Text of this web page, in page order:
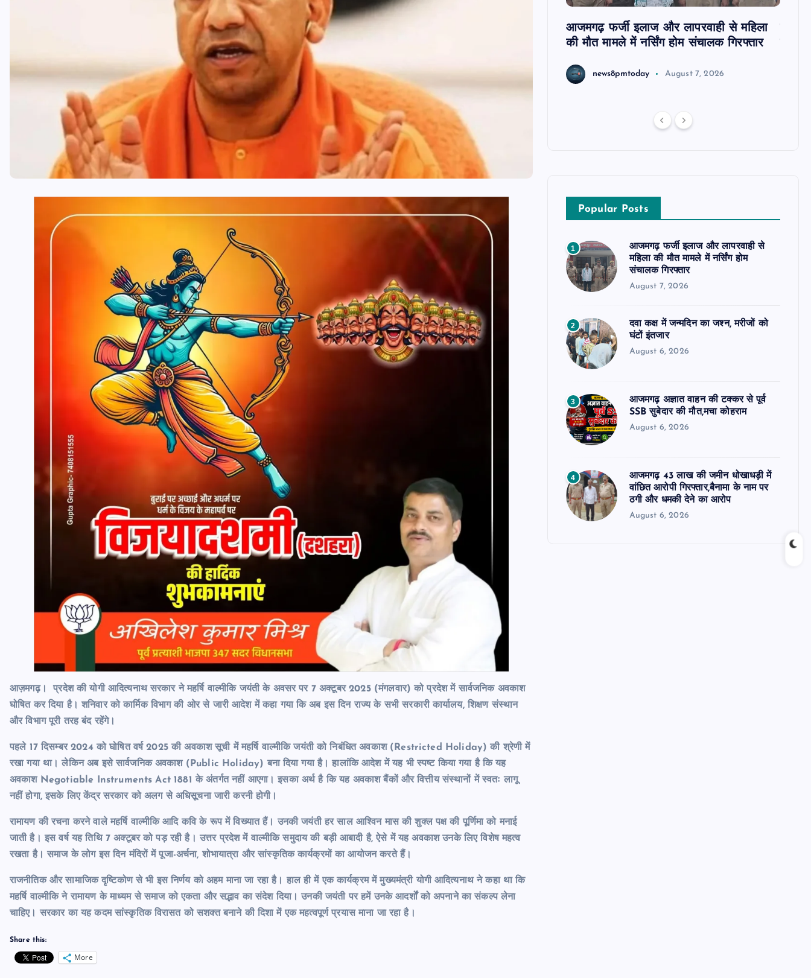
आज़मगढ़। प्रदेश की योगी आदित्यनाथ सरकार ने महर्षि वाल्मीकि जयंती के अवसर पर 7 अक्टूबर 2025 (मंगलवार) को प्रदेश में सार्वजनिक अवकाश
घोषित कर दिया है। शनिवार को कार्मिक विभाग की ओर से जारी आदेश में कहा गया कि अब इस दिन राज्य के सभी सरकारी कार्यालय, शिक्षण संस्थान
और विभाग पूरी तरह बंद रहेंगे।
पहले 17 दिसम्बर 2024 को घोषित वर्ष 2025 की अवकाश सूची में महर्षि वाल्मीकि जयंती को निबंधित अवकाश (Restricted Holiday) की श्रेणी में
रखा गया था। लेकिन अब इसे सार्वजनिक अवकाश (Public Holiday) बना दिया गया है। हालांकि आदेश में यह भी स्पष्ट किया गया है कि यह
अवकाश Negotiable Instruments Act 1881 के अंतर्गत नहीं आएगा। इसका अर्थ है कि यह अवकाश बैंकों और वित्तीय संस्थानों में स्वतः लागू
नहीं होगा, इसके लिए केंद्र सरकार को अलग से अधिसूचना जारी करनी होगी।
रामायण की रचना करने वाले महर्षि वाल्मीकि आदि कवि के रूप में विख्यात हैं। उनकी जयंती हर साल आश्विन मास की शुक्ल पक्ष की पूर्णिमा को मनाई
जाती है। इस वर्ष यह तिथि 7 अक्टूबर को पड़ रही है। उत्तर प्रदेश में वाल्मीकि समुदाय की बड़ी आबादी है, ऐसे में यह अवकाश उनके लिए विशेष महत्व
रखता है। समाज के लोग इस दिन मंदिरों में पूजा-अर्चना, शोभायात्रा और सांस्कृतिक कार्यक्रमों का आयोजन करते हैं।
राजनीतिक और सामाजिक दृष्टिकोण से भी इस निर्णय को अहम माना जा रहा है। हाल ही में एक कार्यक्रम में मुख्यमंत्री योगी आदित्यनाथ ने कहा था कि
महर्षि वाल्मीकि ने रामायण के माध्यम से समाज को एकता और सद्भाव का संदेश दिया। उनकी जयंती पर हमें उनके आदर्शों को अपनाने का संकल्प लेना
चाहिए। सरकार का यह कदम सांस्कृतिक विरासत को सशक्त बनाने की दिशा में एक महत्वपूर्ण प्रयास माना जा रहा है।
Share this:
More
आजमगढ़ फर्जी इलाज और लापरवाही से महिला
की मौत मामले में नर्सिंग होम संचालक गिरफ्तार
news8pmtoday August 7, 2026
दवा
इंतजार
Popular Posts
1
आजमगढ़ फर्जी इलाज और लापरवाही से
महिला की मौत मामले में नर्सिंग होम
संचालक गिरफ्तार
August 7, 2026
2
दवा कक्ष में जन्मदिन का जश्न, मरीजों को
घंटों इंतजार
August 6, 2026
3
आजमगढ़ अज्ञात वाहन की टक्कर से पूर्व
SSB सुबेदार की मौत,मचा कोहराम
August 6, 2026
4
आजमगढ़ 43 लाख की जमीन धोखाधड़ी में
वांछित आरोपी गिरफ्तार,बैनामा के नाम पर
ठगी और धमकी देने का आरोप
August 6, 2026